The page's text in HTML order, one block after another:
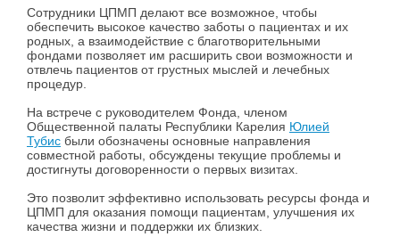
Сотрудники ЦПМП делают все возможное, чтобы
обеспечить высокое качество заботы о пациентах и их
родных, а взаимодействие с благотворительными
фондами позволяет им расширить свои возможности и
отвлечь пациентов от грустных мыслей и лечебных
процедур.
На встрече с руководителем Фонда, членом
Общественной палаты Республики Карелия Юлией
Тубис были обозначены основные направления
совместной работы, обсуждены текущие проблемы и
достигнуты договоренности о первых визитах.
Это позволит эффективно использовать ресурсы фонда и
ЦПМП для оказания помощи пациентам, улучшения их
качества жизни и поддержки их близких.